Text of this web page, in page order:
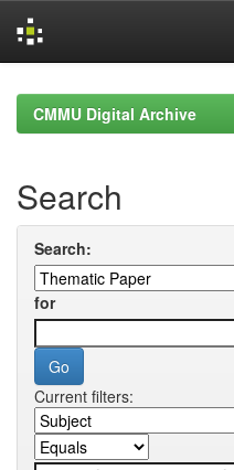
navigationCMMU Digital Archive
Search
Search:
for
Current filters: